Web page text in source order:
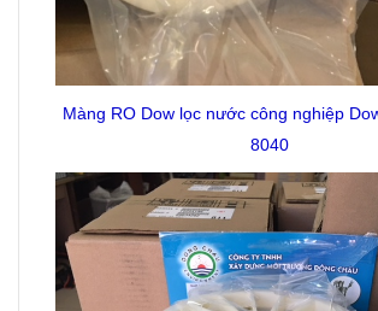
Màng RO Dow lọc nước công nghiệp
8040